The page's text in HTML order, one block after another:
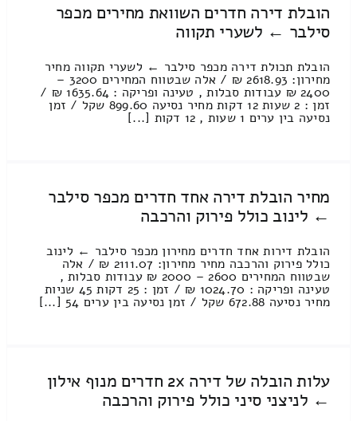
הובלת דירה חדרים השוואת מחירים מכפר
סילבר ← לשערי תקווה
הובלת תכולת דירה מכפר סילבר ← לשערי תקווה מחיר
מחירון: 2618.93 ₪ / אלה שבטווח המחירים 3200 –
2400 ₪ עבודות סבלות , טעינה ופריקה : 1635.64 ₪ /
זמן : 2 שעות 12 דקות מחיר נסיעה 899.60 שקל / זמן
נסיעה בין ערים 1 שעות , 12 דקות [...]
מחיר הובלת דירה אחד חדרים מכפר סילבר
← לינוב כולל פירוק והרכבה
הובלת דירות אחד חדרים מחירון מכפר סילבר ← לינוב
כולל פירוק והרכבה מחיר מחירון: 2111.07 ₪ / אלה
שבטווח המחירים 2600 – 2000 ₪ עבודות סבלות ,
טעינה ופריקה : 1024.70 ₪ / זמן : 25 דקות 45 שניות
מחיר נסיעה 672.88 שקל / זמן נסיעה בין ערים 54 [...]
עלות הובלה של דירה 2x חדרים מנוף אילון
← לניצני סיני כולל פירוק והרכבה